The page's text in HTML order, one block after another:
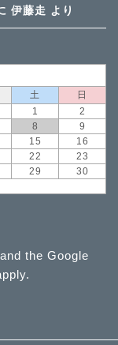
伊藤走 より
土
日
1
2
8
9
15
16
22
23
29
30
the Google